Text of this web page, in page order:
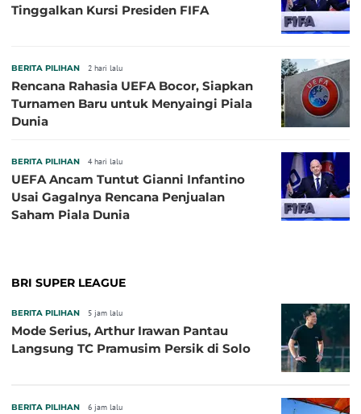
Tinggalkan Kursi Presiden FIFA
BERITA PILIHAN 2 hari lalu
Rencana Rahasia UEFA Bocor, Siapkan
Turnamen Baru untuk Menyaingi Piala
Dunia
BERITA PILIHAN 4 hari lalu
UEFA Ancam Tuntut Gianni Infantino
Usai Gagalnya Rencana Penjualan
Saham Piala Dunia
BRI SUPER LEAGUE
BERITA PILIHAN 5 jam lalu
Mode Serius, Arthur Irawan Pantau
Langsung TC Pramusim Persik di Solo
BERITA PILIHAN 6 jam lalu